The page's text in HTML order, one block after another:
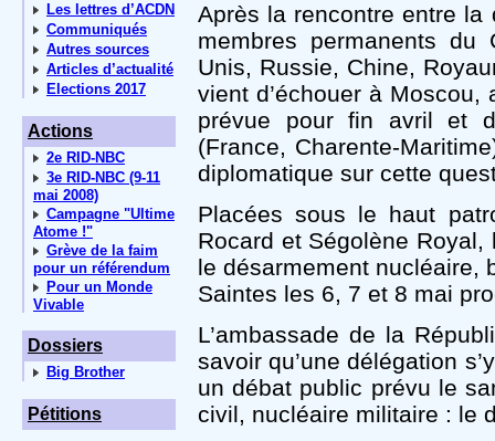
Les lettres d’ACDN
Communiqués
Autres sources
Articles d’actualité
Elections 2017
Actions
2e RID-NBC
3e RID-NBC (9-11
mai 2008)
Campagne "Ultime
Atome !"
Grève de la faim
pour un référendum
Pour un Monde
Vivable
Dossiers
Big Brother
Pétitions
Après la rencontre entre
membres permanents du
Unis, Russie, Chine,
vient d’échouer à
prévue pour fin avril et
(France, Charente-
diplomatique sur cette
Placées sous le haut
Rocard et Ségolène
le désarmement nucléaire,
Saintes les 6, 7 et 8 mai
L’ambassade de la
savoir qu’une délégation
un débat public prévu le
civil, nucléaire militaire : le